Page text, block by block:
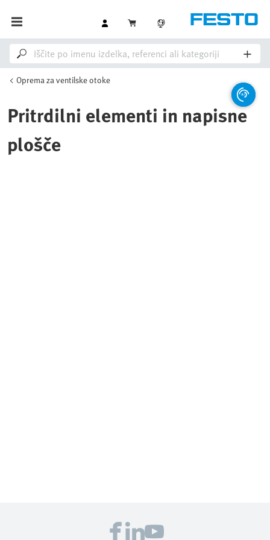
Oprema za ventilske otoke
Pritrdilni elementi in napisne
plošče